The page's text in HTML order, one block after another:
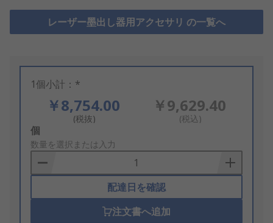
レーザー墨出し器用アクセサリ の一覧へ
1個小計：*
￥8,754.00
(税抜)
￥9,629.40
(税込)
Add
to
Basket
個
数量を選択または入力
配達日を確認
注文書へ追加